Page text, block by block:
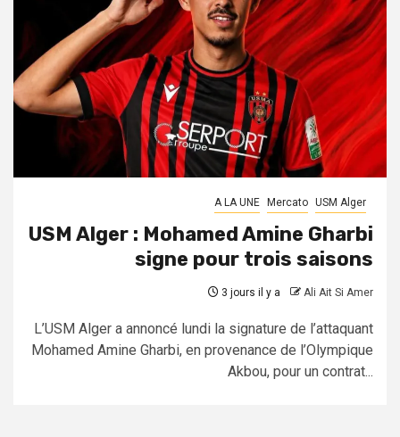
A LA UNE Mercato USM Alger
USM Alger : Mohamed Amine Gharbi
signe pour trois saisons
3 jours il y a Ali Ait Si Amer
L’USM Alger a annoncé lundi la signature de l’attaquant
Mohamed Amine Gharbi, en provenance de l’Olympique
Akbou, pour un contrat...